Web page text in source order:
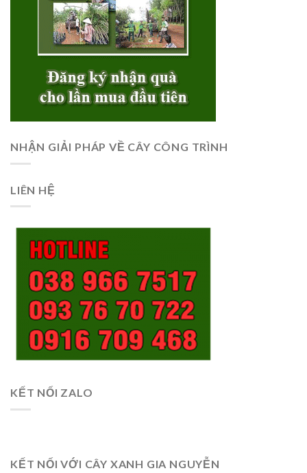
NHẬN GIẢI PHÁP VỀ CÂY CÔNG TRÌNH
LIÊN HỆ
KẾT NỐI ZALO
KẾT NỐI VỚI CÂY XANH GIA NGUYỄN